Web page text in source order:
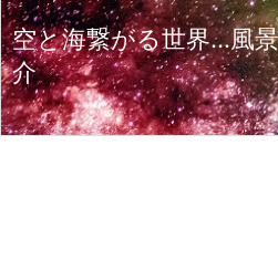
空と海繋がる世界…風
介